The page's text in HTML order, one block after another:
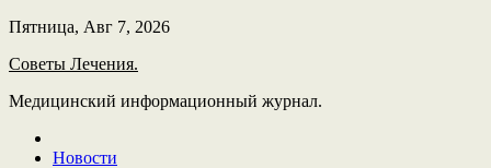
Skip
content
Пятница, Авг 7, 2026
Советы Лечения.
Медицинский информационный журнал.
Новости